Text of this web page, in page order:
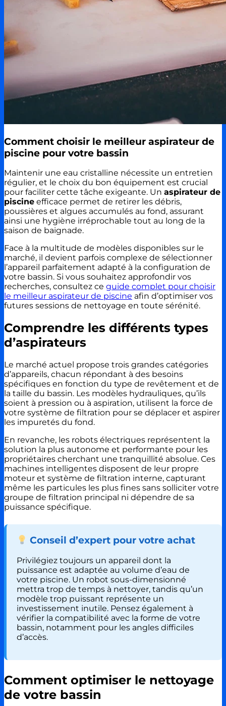
Comment choisir le meilleur aspirateur de
piscine pour votre bassin
Maintenir une eau cristalline nécessite un entretien
régulier, et le choix du bon équipement est crucial
pour faciliter cette tâche exigeante. Un aspirateur de
piscine efficace permet de retirer les débris,
poussières et algues accumulés au fond, assurant
ainsi une hygiène irréprochable tout au long de la
saison de baignade.
Face à la multitude de modèles disponibles sur le
marché, il devient parfois complexe de sélectionner
l’appareil parfaitement adapté à la configuration de
votre bassin. Si vous souhaitez approfondir vos
recherches, consultez ce guide complet pour choisir
le meilleur aspirateur de piscine afin d’optimiser vos
futures sessions de nettoyage en toute sérénité.
Comprendre les différents types
d’aspirateurs
Le marché actuel propose trois grandes catégories
d’appareils, chacun répondant à des besoins
spécifiques en fonction du type de revêtement et de
la taille du bassin. Les modèles hydrauliques, qu’ils
soient à pression ou à aspiration, utilisent la force de
votre système de filtration pour se déplacer et aspirer
les impuretés du fond.
En revanche, les robots électriques représentent la
solution la plus autonome et performante pour les
propriétaires cherchant une tranquillité absolue. Ces
machines intelligentes disposent de leur propre
moteur et système de filtration interne, capturant
même les particules les plus fines sans solliciter votre
groupe de filtration principal ni dépendre de sa
puissance spécifique.
Conseil d’expert pour votre achat
Privilégiez toujours un appareil dont la
puissance est adaptée au volume d’eau de
votre piscine. Un robot sous-dimensionné
mettra trop de temps à nettoyer, tandis qu’un
modèle trop puissant représente un
investissement inutile. Pensez également à
vérifier la compatibilité avec la forme de votre
bassin, notamment pour les angles difficiles
d’accès.
Comment optimiser le nettoyage
de votre bassin